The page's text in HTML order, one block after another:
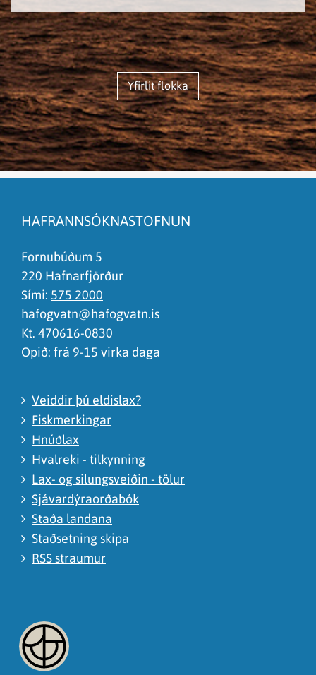
Yfirlit flokka
HAFRANNSÓKNASTOFNUN
Fornubúðum 5
220 Hafnarfjörður
Sími: 575 2000
hafogvatn@hafogvatn.is
Kt. 470616-0830
Opið: frá 9-15 virka daga
Veiddir þú eldislax?
Fiskmerkingar
Hnúðlax
Hvalreki - tilkynning
Lax- og silungsveiðin - tölur
Sjávardýraorðabók
Staða landana
Staðsetning skipa
RSS straumur